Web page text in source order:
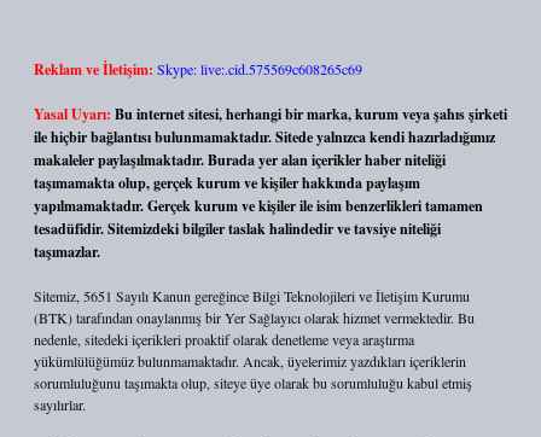
Reklam ve İletişim: Skype: live:.cid.575569c608265c69
Yasal Uyarı: Bu internet sitesi, herhangi bir marka, kurum veya şahıs şirketi
ile hiçbir bağlantısı bulunmamaktadır. Sitede yalnızca kendi hazırladığımız
makaleler paylaşılmaktadır. Burada yer alan içerikler haber niteliği
taşımamakta olup, gerçek kurum ve kişiler hakkında paylaşım
yapılmamaktadır. Gerçek kurum ve kişiler ile isim benzerlikleri tamamen
tesadüfidir. Sitemizdeki bilgiler taslak halindedir ve tavsiye niteliği
taşımazlar.
Sitemiz, 5651 Sayılı Kanun gereğince Bilgi Teknolojileri ve İletişim Kurumu
(BTK) tarafından onaylanmış bir Yer Sağlayıcı olarak hizmet vermektedir. Bu
nedenle, sitedeki içerikleri proaktif olarak denetleme veya araştırma
yükümlülüğümüz bulunmamaktadır. Ancak, üyelerimiz yazdıkları içeriklerin
sorumluluğunu taşımakta olup, siteye üye olarak bu sorumluluğu kabul etmiş
sayılırlar.